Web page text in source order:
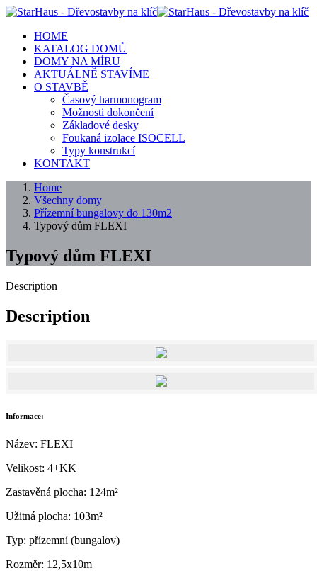
HOME
KATALOG DOMŮ
DOMY NA MÍRU
AKTUÁLNĚ STAVÍME
O STAVBĚ
Časový harmonogram
Možnosti dokončení
Základové desky
Foukaná izolace ISOCELL
Typy konstrukcí
KONTAKT
Home
Všechny domy
Přízemní bungalovy do 130m2
Typový dům FLEXI
Typový dům FLEXI
Description
Description
Informace:
Název: FLEXI
Velikost: 4+KK
Zastavěná plocha: 124m²
Užitná plocha: 103m²
Typ: přízemní (bungalov)
Rozměr: 12,5x10m